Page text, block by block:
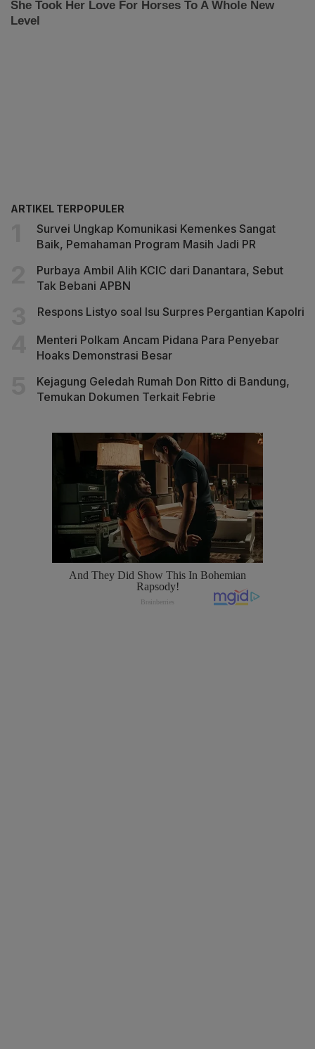
ARTIKEL TERPOPULER
Survei Ungkap Komunikasi Kemenkes Sangat
Baik, Pemahaman Program Masih Jadi PR
Purbaya Ambil Alih KCIC dari Danantara, Sebut
Tak Bebani APBN
Respons Listyo soal Isu Surpres Pergantian Kapolri
Menteri Polkam Ancam Pidana Para Penyebar
Hoaks Demonstrasi Besar
Kejagung Geledah Rumah Don Ritto di Bandung,
Temukan Dokumen Terkait Febrie